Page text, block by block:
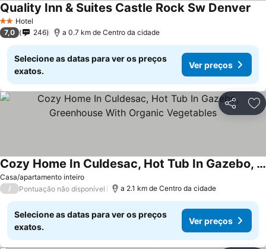
2 Estrelas
Hotel
Quality Inn & Suites Castle Rock Sw Denver
7,0 246 a 0.7 km de Centro da cidade
Selecione as datas para ver os preços
exatos.
Ver preços
Partilhar
Casa/apartamento inteiro
Cozy Home In Culdesac, Hot Tub In Gazebo, Greenhouse With Organic Vegetables
Ver preços
/ Pontuação não disponível a 2.1 km de Centro da cidade
Selecione as datas para ver os preços
exatos.
Ver preços